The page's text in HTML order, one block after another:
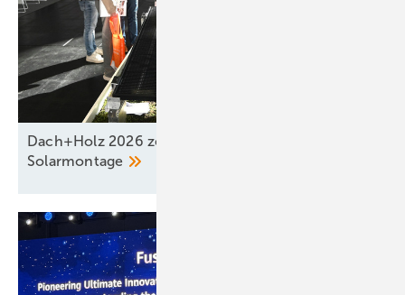
Dach+Holz 2026 zeigt neue Systeme für die
Solarmontage